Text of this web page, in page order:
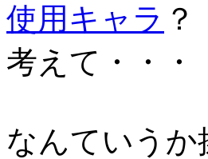
使用キャラ
考えて・・・
なんていう